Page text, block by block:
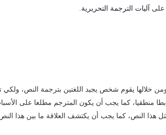
على
آليات الترجمة التحريرية.
ومن خلالها يقوم شخص يجيد اللغتين بترجمة النص، ولكي
منطقيا، كما يجب أن يكون المترجم مطلعا على
هذا النص، كما يجب أن يكتشف العلاقة ما بين هذا